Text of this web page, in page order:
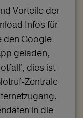
Vorteile der
Infos für
den Google
geladen,
dies ist
Zentrale
in die